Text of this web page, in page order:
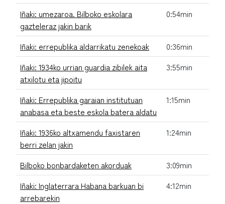
Iñaki: umezaroa. Bilboko eskolara
gazteleraz jakin barik
0:54min
Iñaki: errepublika aldarrikatu zenekoak
0:36min
Iñaki: 1934ko urrian guardia zibilek aita
atxilotu eta jipoitu
3:55min
Iñaki: Errepublika garaian institutuan
anabasa eta beste eskola batera aldatu
1:15min
Iñaki: 1936ko altxamendu faxistaren
berri zelan jakin
1:24min
Bilboko bonbardaketen akorduak
3:09min
Iñaki: Inglaterrara Habana barkuan bi
arrebarekin
4:12min